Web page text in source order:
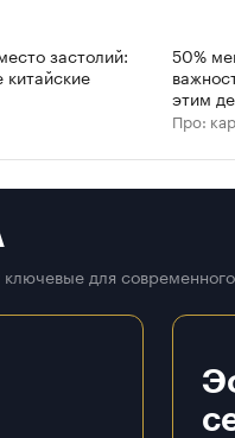
застолий:
китайские
50%
этим
Про:
для